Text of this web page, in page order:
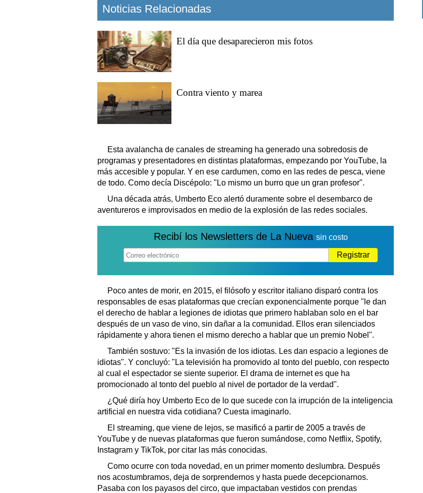
Noticias Relacionadas
El día que desaparecieron mis fotos
Contra viento y marea
Esta avalancha de canales de streaming ha generado una sobredosis de
programas y presentadores en distintas plataformas, empezando por YouTube, la
más accesible y popular. Y en ese cardumen, como en las redes de pesca, viene
de todo. Como decía Discépolo: "Lo mismo un burro que un gran profesor".
Una década atrás, Umberto Eco alertó duramente sobre el desembarco de
aventureros e improvisados en medio de la explosión de las redes sociales.
Recibí los Newsletters de La Nueva sin costo
Registrar
Poco antes de morir, en 2015, el filósofo y escritor italiano disparó contra los
responsables de esas plataformas que crecían exponencialmente porque "le dan
el derecho de hablar a legiones de idiotas que primero hablaban solo en el bar
después de un vaso de vino, sin dañar a la comunidad. Ellos eran silenciados
rápidamente y ahora tienen el mismo derecho a hablar que un premio Nobel".
También sostuvo: "Es la invasión de los idiotas. Les dan espacio a legiones de
idiotas". Y concluyó: "La televisión ha promovido al tonto del pueblo, con respecto
al cual el espectador se siente superior. El drama de internet es que ha
promocionado al tonto del pueblo al nivel de portador de la verdad".
¿Qué diría hoy Umberto Eco de lo que sucede con la irrupción de la inteligencia
artificial en nuestra vida cotidiana? Cuesta imaginarlo.
El streaming, que viene de lejos, se masificó a partir de 2005 a través de
YouTube y de nuevas plataformas que fueron sumándose, como Netflix, Spotify,
Instagram y TikTok, por citar las más conocidas.
Como ocurre con toda novedad, en un primer momento deslumbra. Después
nos acostumbramos, deja de sorprendernos y hasta puede decepcionarnos.
Pasaba con los payasos del circo, que impactaban vestidos con prendas